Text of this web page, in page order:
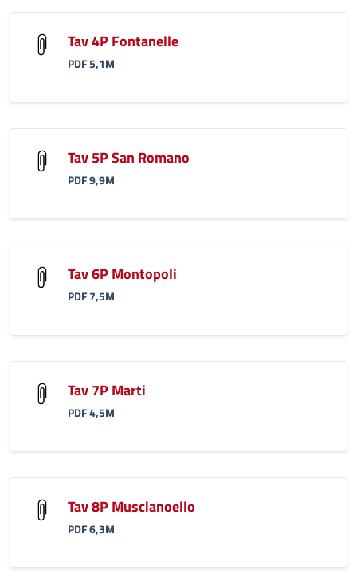
Tav 4P Fontanelle
PDF 5,1M
Tav 5P San Romano
PDF 9,9M
Tav 6P Montopoli
PDF 7,5M
Tav 7P Marti
PDF 4,5M
Tav 8P Muscianoello
PDF 6,3M